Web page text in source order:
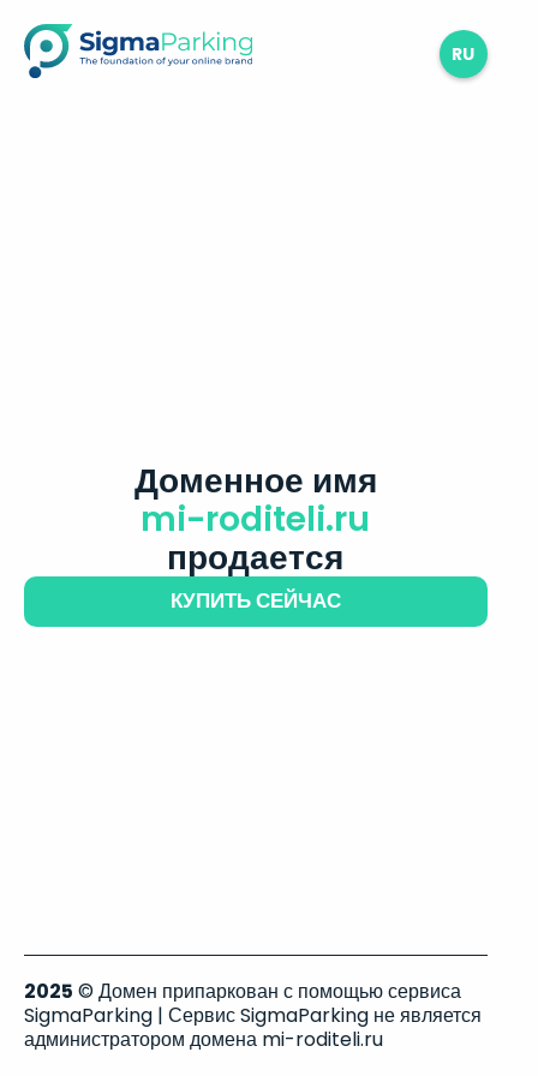
RU
Доменное имя
mi-roditeli.ru
продается
КУПИТЬ СЕЙЧАС
2025 © Домен припаркован с помощью сервиса
SigmaParking | Сервис SigmaParking не является
администратором домена mi-roditeli.ru